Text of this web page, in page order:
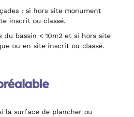
: si hors site monument
inscrit ou classé.
du bassin < 10m2 et si hors site
ou en site inscrit ou classé.
la surface de plancher ou